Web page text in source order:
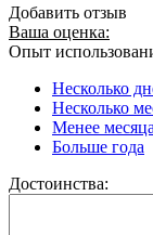
Добавить отзыв
Ваша оценка:
Опыт
Несколько
Несколько
Менее месяца
Больше года
Достоинства: